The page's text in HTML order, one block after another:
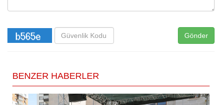
Gönder
BENZER HABERLER